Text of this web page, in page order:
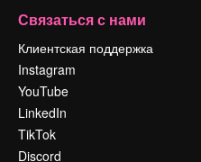
Связаться с нами
Клиентская поддержка
Instagram
YouTube
LinkedIn
TikTok
Discord